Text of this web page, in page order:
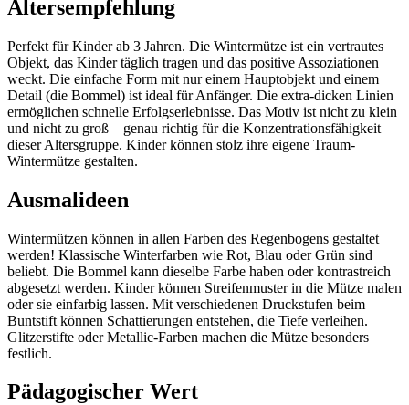
Altersempfehlung
Perfekt für Kinder ab 3 Jahren. Die Wintermütze ist ein vertrautes
Objekt, das Kinder täglich tragen und das positive Assoziationen
weckt. Die einfache Form mit nur einem Hauptobjekt und einem
Detail (die Bommel) ist ideal für Anfänger. Die extra-dicken Linien
ermöglichen schnelle Erfolgserlebnisse. Das Motiv ist nicht zu klein
und nicht zu groß – genau richtig für die Konzentrationsfähigkeit
dieser Altersgruppe. Kinder können stolz ihre eigene Traum-
Wintermütze gestalten.
Ausmalideen
Wintermützen können in allen Farben des Regenbogens gestaltet
werden! Klassische Winterfarben wie Rot, Blau oder Grün sind
beliebt. Die Bommel kann dieselbe Farbe haben oder kontrastreich
abgesetzt werden. Kinder können Streifenmuster in die Mütze malen
oder sie einfarbig lassen. Mit verschiedenen Druckstufen beim
Buntstift können Schattierungen entstehen, die Tiefe verleihen.
Glitzerstifte oder Metallic-Farben machen die Mütze besonders
festlich.
Pädagogischer Wert